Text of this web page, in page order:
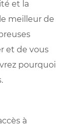
et la
meilleur de
et de vous
pourquoi
à